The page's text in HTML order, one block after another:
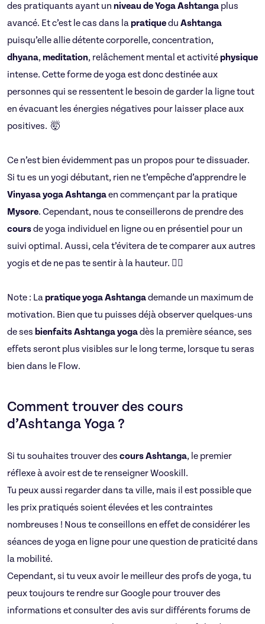
des pratiquants ayant un niveau de Yoga Ashtanga plus
avancé. Et c’est le cas dans lapratiquedu Ashtanga
puisqu’elle allie détente corporelle,concentration,
dhyana,meditation, relâchement mental et activitéphysique
intense. Cette forme de yoga est donc destinée aux
personnes qui se ressentent le besoin de garder la ligne tout
en évacuant les énergies négatives pour laisser place aux
positives. 🤯
Ce n’est bien évidemment pas un propos pour te dissuader.
Si tu es un yogi débutant, rien ne t’empêche d’apprendre le
Vinyasa yoga Ashtangaen commençant par la pratique
Mysore. Cependant, nous te conseillerons de prendre des
coursde yoga individuel en ligne ou en présentiel pour un
suivi optimal. Aussi, cela t’évitera de te comparer aux autres
yogis et de ne pas te sentir à la hauteur. 🧍‍♀️
Note : Lapratique yogaAshtangademande un maximum de
motivation. Bien que tu puisses déjà observer quelques-uns
de ses bienfaits Ashtanga yogadès la première séance, ses
effets seront plus visibles sur le long terme, lorsque tu seras
bien dans le Flow.
Comment trouver des cours
d’Ashtanga Yoga ?
Si tu souhaites trouver des cours Ashtanga, le premier
réflexe à avoir est de te renseigner Wooskill.
Tu peux aussi regarder dans ta ville, mais il est possible que
les prix pratiqués soient élevées et les contraintes
nombreuses ! Nous te conseillons en effet de considérer les
séances de yoga en ligne pour une question de praticité dans
la mobilité.
Cependant, si tu veux avoir le meilleur des profs de yoga, tu
peux toujours te rendre sur Google pour trouver des
informations et consulter des avis sur différents forums de